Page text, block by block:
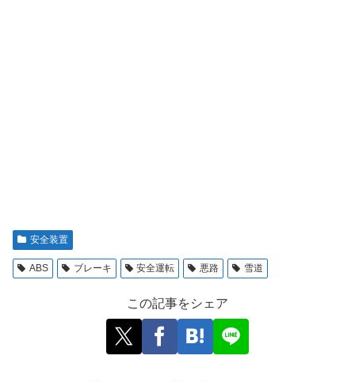
安全装置
ABS ブレーキ 安全運転 悪路 雪道
この記事をシェア